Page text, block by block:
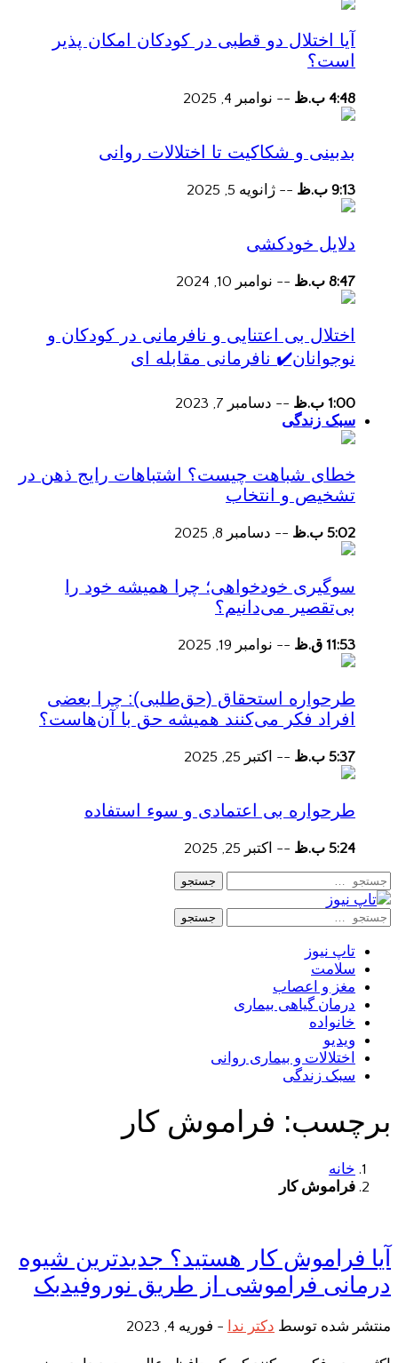
آیا اختلال دو قطبی در کودکان امکان پذیر
است؟
4:48 ب.ظ -- نوامبر 4, 2025
بدبینی و شکاکیت تا اختلالات روانی
9:13 ب.ظ -- ژانویه 5, 2025
دلایل خودکشی
8:47 ب.ظ -- نوامبر 10, 2024
اختلال بی اعتنایی و نافرمانی در کودکان و
نوجوانان✔️ نافرمانی مقابله ای
1:00 ب.ظ -- دسامبر 7, 2023
سبک زندگی
خطای شباهت چیست؟ اشتباهات رایج ذهن در
تشخیص و انتخاب
5:02 ب.ظ -- دسامبر 8, 2025
سوگیری خودخواهی؛ چرا همیشه خود را
بی‌تقصیر می‌دانیم؟
11:53 ق.ظ -- نوامبر 19, 2025
طرحواره استحقاق (حق‌طلبی): چرا بعضی
افراد فکر می‌کنند همیشه حق با آن‌هاست؟
5:37 ب.ظ -- اکتبر 25, 2025
طرحواره بی اعتمادی و سوء استفاده
5:24 ب.ظ -- اکتبر 25, 2025
جستجو
جستجو
تاپ نیوز
سلامت
مغز و اعصاب
درمان گیاهی بیماری
خانواده
ویدیو
اختلالات و بیماری روانی
سبک زندگی
برچسب: فراموش کار
خانه
فراموش کار
آیا فراموش کار هستید؟ جدیدترین شیوه
درمانی فراموشی از طریق نوروفیدبک
منتشر شده توسط دکتر ندا - فوریه 4, 2023